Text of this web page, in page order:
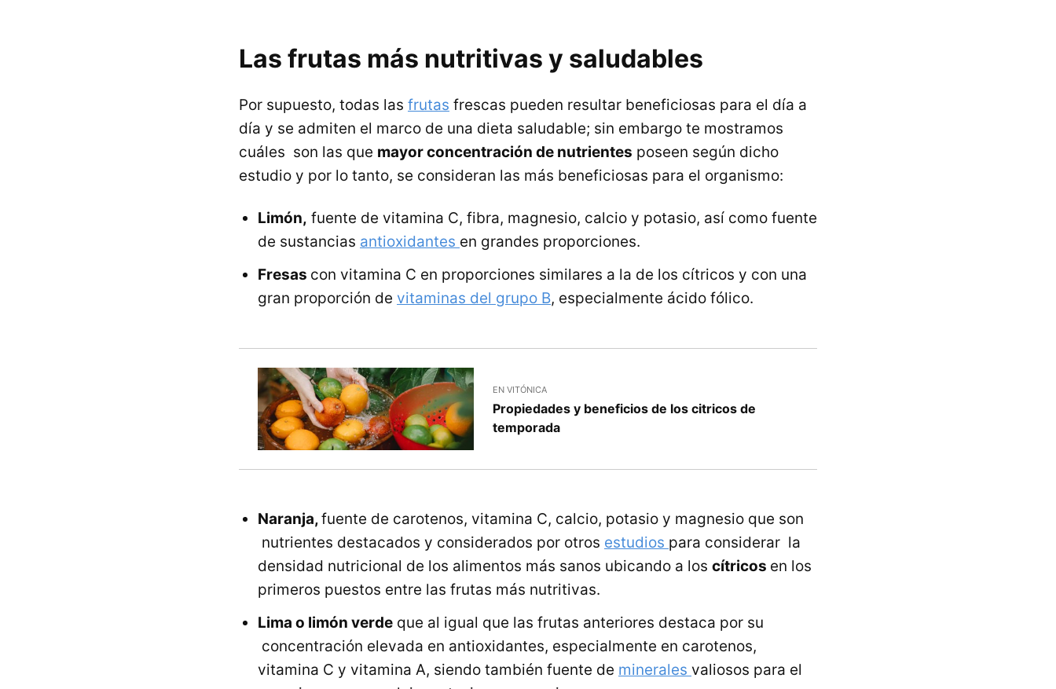
Las frutas más nutritivas y saludables
Por supuesto, todas las frutas frescas pueden resultar beneficiosas para el día a
día y se admiten el marco de una dieta saludable; sin embargo te mostramos
cuáles son las que mayor concentración de nutrientes poseen según dicho
estudio y por lo tanto, se consideran las más beneficiosas para el organismo:
Limón, fuente de vitamina C, fibra, magnesio, calcio y potasio, así como fuente
de sustancias antioxidantes en grandes proporciones.
Fresas con vitamina C en proporciones similares a la de los cítricos y con una
gran proporción de vitaminas del grupo B, especialmente ácido fólico.
EN VITÓNICA
Propiedades y beneficios de los citricos de
temporada
Naranja,fuente de carotenos, vitamina C, calcio, potasio y magnesio que son
nutrientes destacados y considerados por otros estudios para considerar la
densidad nutricional de los alimentos más sanos ubicando a los cítricos en los
primeros puestos entre las frutas más nutritivas.
Lima o limón verde que al igual que las frutas anteriores destaca por su
concentración elevada en antioxidantes, especialmente en carotenos,
vitamina C y vitamina A, siendo también fuente de minerales valiosos para el